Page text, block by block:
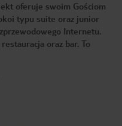
oferuje swoim Gościom
typu suite oraz junior
Internetu.
oraz bar. To